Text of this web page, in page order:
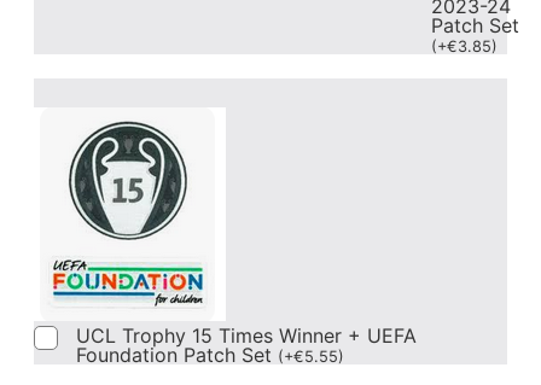
2023-24
Patch Set
(+€3.85)
UCL Trophy 15 Times Winner + UEFA
Foundation Patch Set (+€5.55)